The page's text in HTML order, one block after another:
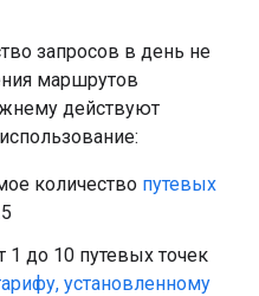
запросов в день не
маршрутов
действуют
количество путевых
1 до 10 путевых точек
установленному